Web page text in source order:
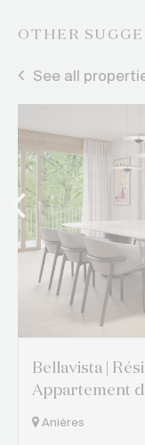
OTHER
See all
Bellavista |
Appartement
Anières